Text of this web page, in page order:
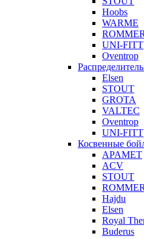
Hoobs
WARME
ROMMER
UNI-FITT
Oventrop
Elsen
STOUT
GROTA
VALTEC
Oventrop
UNI-FITT
Косвенные
APAMET
ACV
STOUT
ROMMER
Hajdu
Elsen
Royal
Buderus